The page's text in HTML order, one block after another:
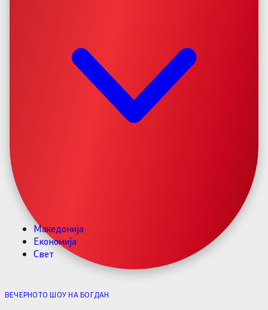
Македонија
Економија
Свет
ВЕЧЕРНОТО ШОУ НА БОГДАН